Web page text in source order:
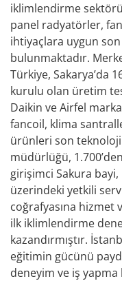
iklimlendirme
panel radyatörler,
ihtiyaçlara uygun
bulunmaktadır.
Türkiye, Sakarya’da
kurulu olan üretim
Daikin ve Airfel
fancoil, klima
ürünleri son
müdürlüğü,
girişimci Sakura bayi,
üzerindeki yetkili
coğrafyasına hizmet
ilk iklimlendirme
kazandırmıştır.
eğitimin gücünü
deneyim ve iş yapma